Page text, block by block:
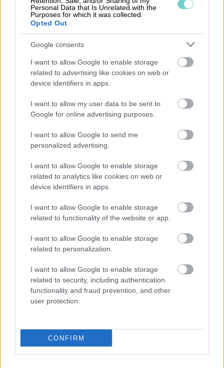
Personal Data that Is Unrelated with the
Purposes for which it was collected.
Opted Out
Google consents
I want to allow Google to enable storage
related to advertising like cookies on web or
device identifiers in apps.
I want to allow my user data to be sent to
Google for online advertising purposes.
I want to allow Google to send me
personalized advertising.
I want to allow Google to enable storage
related to analytics like cookies on web or
device identifiers in apps.
I want to allow Google to enable storage
related to functionality of the website or app.
I want to allow Google to enable storage
related to personalization.
I want to allow Google to enable storage
related to security, including authentication
functionality and fraud prevention, and other
user protection.
CONFIRM
säkerställa att alla medarbetare förstår sina
roller och ansvar i processen. Slutligen är det
avgörande att samarbeta med en pålitlig
ekonomihanteringen. För företag som söker en
integrerad lösning kanProcountor
Att förstå och implementera
Årsredovisningslagen kan verka överväldigande,
men med rätt verktyg och strategier på plats,
också förbättra sin ekonomiska hantering. För
mer information om specifika ekonomiska
Kontoplan?,Vad är Direkta kostnader?
Vad är
Vad är Internredovisning?
Vad är Bokslut?.